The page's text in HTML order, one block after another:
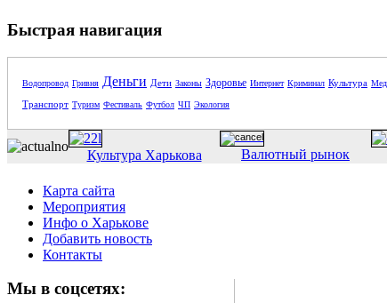
Быстрая навигация
Водопровод Гривня Деньги Дети Законы Здоровье Интернет Криминал Культура
Транспорт Туризм Фестиваль Футбол ЧП Экология
Культура Харькова Валютный рынок
Карта сайта
Мероприятия
Инфо о Харькове
Добавить новость
Контакты
Мы в соцсетях: